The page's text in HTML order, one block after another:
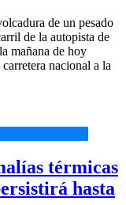
de un pesado
de la autopista de
mañana de hoy
nacional a la
térmicas
hasta